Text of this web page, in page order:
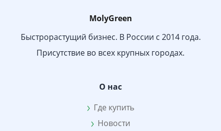
MolyGreen
Быстрорастущий бизнес. В России с 2014 года.
Присутствие во всех крупных городах.
О нас
Где купить
Новости